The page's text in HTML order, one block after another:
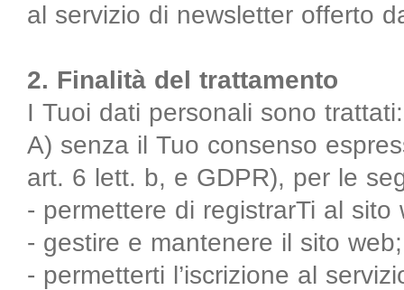
al servizio di newsletter offerto
2. Finalità del trattamento
I Tuoi dati personali sono trattati:
A) senza il Tuo consenso
art. 6 lett. b, e GDPR), per le
- permettere di registrarTi al sito
- gestire e mantenere il sito web;
- permetterti l’iscrizione al